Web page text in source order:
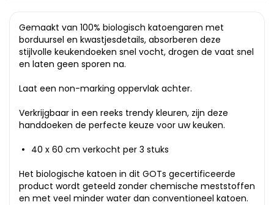
Gemaakt van 100% biologisch katoengaren met
borduursel en kwastjesdetails, absorberen deze
stijlvolle keukendoeken snel vocht, drogen de vaat snel
en laten geen sporen na.
Laat een non-marking oppervlak achter.
Verkrijgbaar in een reeks trendy kleuren, zijn deze
handdoeken de perfecte keuze voor uw keuken.
40 x 60 cm verkocht per 3 stuks
Het biologische katoen in dit GOTs gecertificeerde
product wordt geteeld zonder chemische meststoffen
en met veel minder water dan conventioneel katoen.